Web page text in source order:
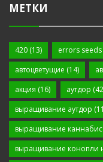
МЕТКИ
420 (13) errors seeds
автоцветущие (14)
акция (16) аутдор
выращивание аутдор
выращивание
выращивание конопли